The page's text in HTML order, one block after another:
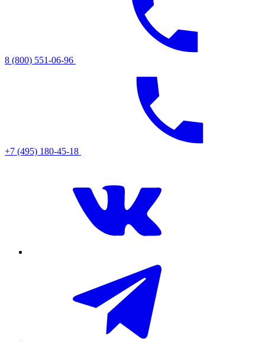
8 (800) 551-06-96
+7 (495) 180-45-18